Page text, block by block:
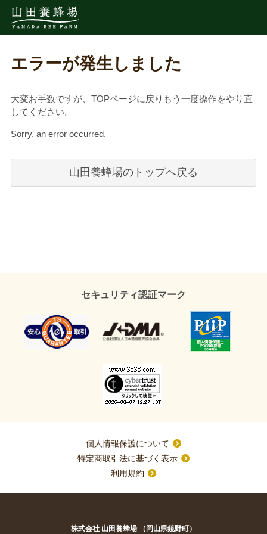
エラーが発生しました
大変お手数ですが、TOPページに戻りもう一度操作をやり直
してください。
Sorry, an error occurred.
山田養蜂場のトップへ戻る
セキュリティ認証マーク
個人情報保護について
特定商取引法に基づく表示
利用規約
株式会社 山田養蜂場 （岡山県鏡野町）